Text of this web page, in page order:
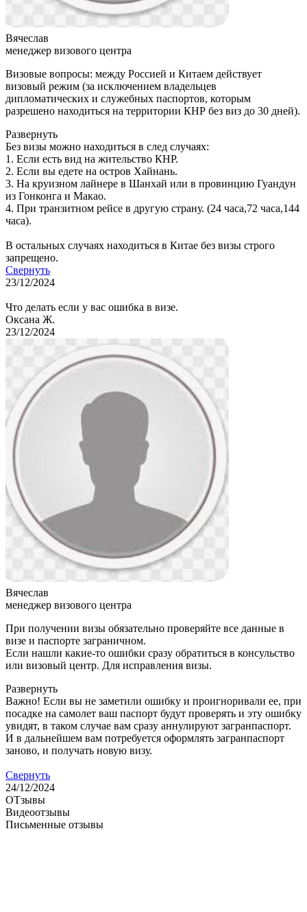
Вячеслав
менеджер визового центра
Визовые вопросы: между Россией и Китаем действует
визовый режим (за исключением владельцев
дипломатических и служебных паспортов, которым
разрешено находиться на территории КНР без виз до 30 дней).
Развернуть
Без визы можно находиться в след случаях:
1. Если есть вид на жительство КНР.
2. Если вы едете на остров Хайнань.
3. На круизном лайнере в Шанхай или в провинцию Гуандун
из Гонконга и Макао.
4. При транзитном рейсе в другую страну. (24 часа,72 часа,144
часа).
В остальных случаях находиться в Китае без визы строго
запрещено.
Свернуть
23/12/2024
Что делать если у вас ошибка в визе.
Оксана Ж.
23/12/2024
Вячеслав
менеджер визового центра
При получении визы обязательно проверяйте все данные в
визе и паспорте заграничном.
Если нашли какие-то ошибки сразу обратиться в консульство
или визовый центр. Для исправления визы.
Развернуть
Важно! Если вы не заметили ошибку и проигноривали ее, при
посадке на самолет ваш паспорт будут проверять и эту ошибку
увидят, в таком случае вам сразу аннулируют загранпаспорт.
И в дальнейшем вам потребуется оформлять загранпаспорт
заново, и получать новую визу.
Свернуть
24/12/2024
ОТзывы
Видеоотзывы
Письменные отзывы